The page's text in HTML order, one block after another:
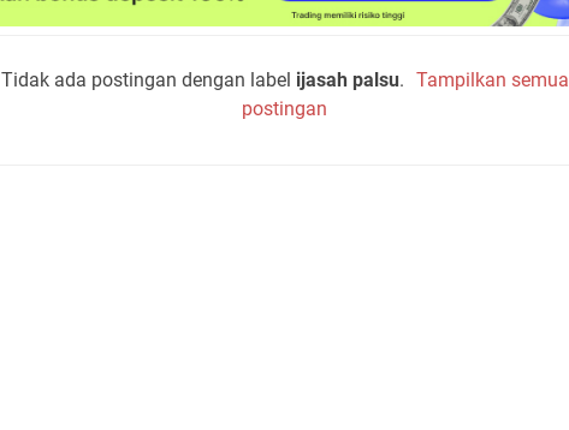
Tidak ada postingan dengan label ijasah palsu. Tampilkan semua
postingan